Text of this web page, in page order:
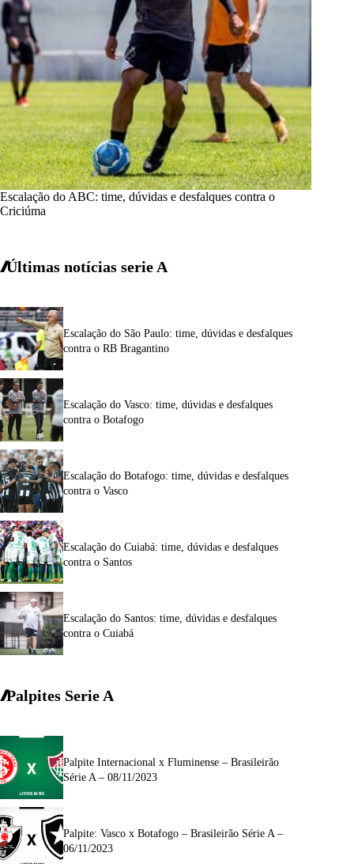
Escalação do ABC: time, dúvidas e desfalques contra o
Criciúma
Últimas notícias serie A
Escalação do São Paulo: time, dúvidas e desfalques
contra o RB Bragantino
Escalação do Vasco: time, dúvidas e desfalques
contra o Botafogo
Escalação do Botafogo: time, dúvidas e desfalques
contra o Vasco
Escalação do Cuiabá: time, dúvidas e desfalques
contra o Santos
Escalação do Santos: time, dúvidas e desfalques
contra o Cuiabá
Palpites Serie A
Palpite Internacional x Fluminense – Brasileirão
Série A – 08/11/2023
Palpite: Vasco x Botafogo – Brasileirão Série A –
06/11/2023